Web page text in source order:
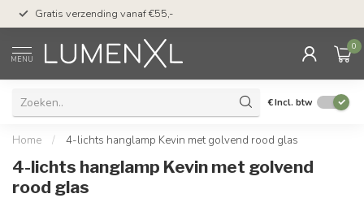
Gratis verzending vanaf €55,-
MENU
0
€Incl. btw
Home / 4-lichts hanglamp Kevin met golvend rood glas
4-lichts hanglamp Kevin met golvend
rood glas